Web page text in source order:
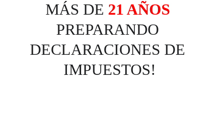
MÁS DE 21 AÑOS
PREPARANDO
DECLARACIONES DE
IMPUESTOS!